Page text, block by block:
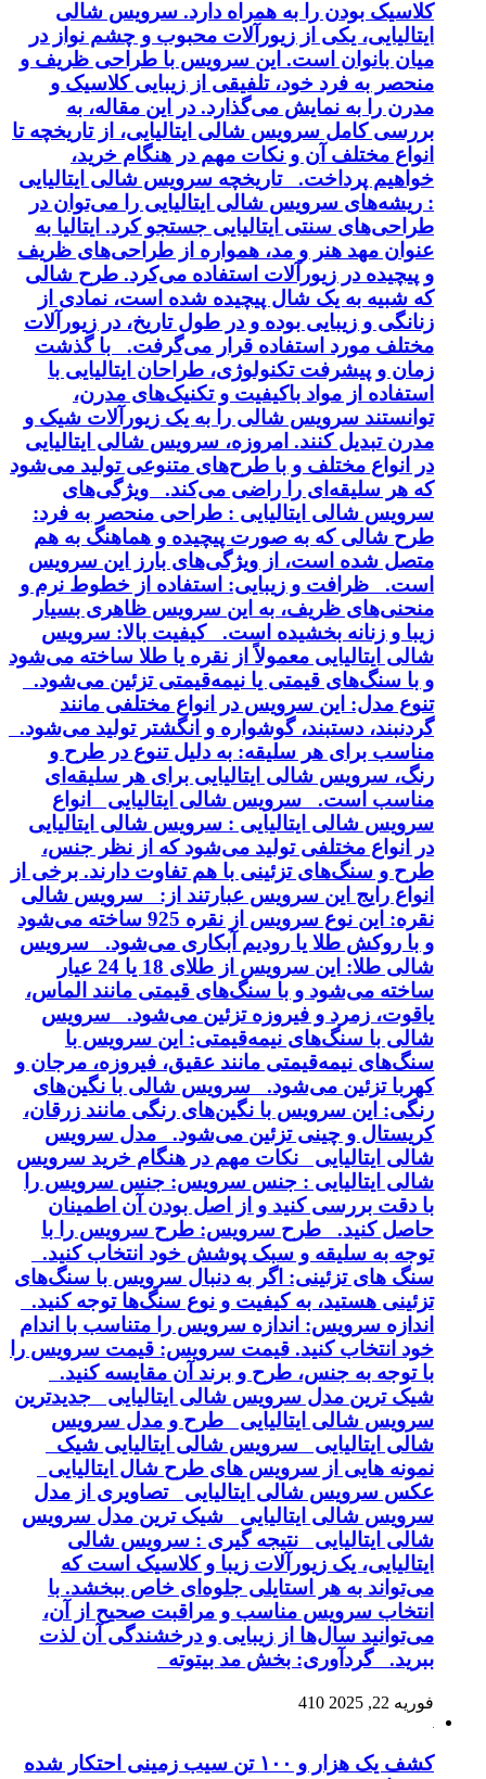
کلاسیک بودن را به همراه دارد. سرویس شالی
ایتالیایی، یکی از زیورآلات محبوب و چشم نواز در
میان بانوان است. این سرویس با طراحی ظریف و
منحصر به فرد خود، تلفیقی از زیبایی کلاسیک و
مدرن را به نمایش می‌گذارد. در این مقاله، به
بررسی کامل سرویس شالی ایتالیایی، از تاریخچه تا
انواع مختلف آن و نکات مهم در هنگام خرید،
خواهیم پرداخت. تاریخچه سرویس شالی ایتالیایی
: ریشه‌های سرویس شالی ایتالیایی را می‌توان در
طراحی‌های سنتی ایتالیایی جستجو کرد. ایتالیا به
عنوان مهد هنر و مد، همواره از طراحی‌های ظریف
و پیچیده در زیورآلات استفاده می‌کرد. طرح شالی
که شبیه به یک شال پیچیده شده است، نمادی از
زنانگی و زیبایی بوده و در طول تاریخ، در زیورآلات
مختلف مورد استفاده قرار می‌گرفت. با گذشت
زمان و پیشرفت تکنولوژی، طراحان ایتالیایی با
استفاده از مواد باکیفیت و تکنیک‌های مدرن،
توانستند سرویس شالی را به یک زیورآلات شیک و
مدرن تبدیل کنند. امروزه، سرویس شالی ایتالیایی
در انواع مختلف و با طرح‌های متنوعی تولید می‌شود
که هر سلیقه‌ای را راضی می‌کند. ویژگی‌های
سرویس شالی ایتالیایی : طراحی منحصر به فرد:
طرح شالی که به صورت پیچیده و هماهنگ به هم
متصل شده است، از ویژگی‌های بارز این سرویس
است. ظرافت و زیبایی: استفاده از خطوط نرم و
منحنی‌های ظریف، به این سرویس ظاهری بسیار
زیبا و زنانه بخشیده است. کیفیت بالا: سرویس
شالی ایتالیایی معمولاً از نقره یا طلا ساخته می‌شود
و با سنگ‌های قیمتی یا نیمه‌قیمتی تزئین می‌شود.
تنوع مدل: این سرویس در انواع مختلفی مانند
گردنبند، دستبند، گوشواره و انگشتر تولید می‌شود.
مناسب برای هر سلیقه: به دلیل تنوع در طرح و
رنگ، سرویس شالی ایتالیایی برای هر سلیقه‌ای
مناسب است. سرویس شالی ایتالیایی انواع
سرویس شالی ایتالیایی : سرویس شالی ایتالیایی
در انواع مختلفی تولید می‌شود که از نظر جنس،
طرح و سنگ‌های تزئینی با هم تفاوت دارند. برخی از
انواع رایج این سرویس عبارتند از: سرویس شالی
نقره: این نوع سرویس از نقره 925 ساخته می‌شود
و با روکش طلا یا رودیم آبکاری می‌شود. سرویس
شالی طلا: این سرویس از طلای 18 یا 24 عیار
ساخته می‌شود و با سنگ‌های قیمتی مانند الماس،
یاقوت، زمرد و فیروزه تزئین می‌شود. سرویس
شالی با سنگ‌های نیمه‌قیمتی: این سرویس با
سنگ‌های نیمه‌قیمتی مانند عقیق، فیروزه، مرجان و
کهربا تزئین می‌شود. سرویس شالی با نگین‌های
رنگی: این سرویس با نگین‌های رنگی مانند زرقان،
کریستال و چینی تزئین می‌شود. مدل سرویس
شالی ایتالیایی نکات مهم در هنگام خرید سرویس
شالی ایتالیایی : جنس سرویس: جنس سرویس را
با دقت بررسی کنید و از اصل بودن آن اطمینان
حاصل کنید. طرح سرویس: طرح سرویس را با
توجه به سلیقه و سبک پوشش خود انتخاب کنید.
سنگ های تزئینی: اگر به دنبال سرویس با سنگ‌های
تزئینی هستید، به کیفیت و نوع سنگ‌ها توجه کنید.
اندازه سرویس: اندازه سرویس را متناسب با اندام
خود انتخاب کنید. قیمت سرویس: قیمت سرویس را
با توجه به جنس، طرح و برند آن مقایسه کنید.
شیک ترین مدل سرویس شالی ایتالیایی جدیدترین
سرویس شالی ایتالیایی طرح و مدل سرویس
شالی ایتالیایی سرویس شالی ایتالیایی شیک
نمونه هایی از سرویس های طرح شال ایتالیایی
عکس سرویس شالی ایتالیایی تصاویری از مدل
سرویس شالی ایتالیایی شیک ترین مدل سرویس
شالی ایتالیایی نتیجه گیری : سرویس شالی
ایتالیایی، یک زیورآلات زیبا و کلاسیک است که
می‌تواند به هر استایلی جلوه‌ای خاص ببخشد. با
انتخاب سرویس مناسب و مراقبت صحیح از آن،
می‌توانید سال‌ها از زیبایی و درخشندگی آن لذت
ببرید. گردآوری: بخش مد بیتوته
فوریه 22, 2025 410
کشف یک هزار و ۱۰۰ تن سیب زمینی احتکار شده